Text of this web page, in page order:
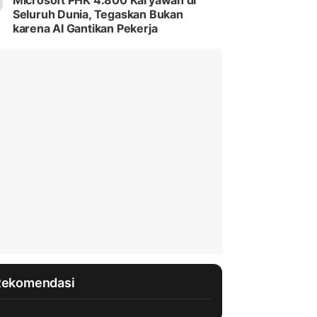
Seluruh Dunia, Tegaskan Bukan
karena AI Gantikan Pekerja